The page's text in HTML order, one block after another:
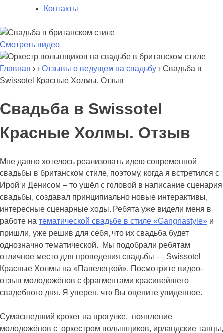
Контакты
Смотреть видео
Главная › › Отзывы о ведущем на свадьбу › Свадьба в
Swissotel Красные Холмы. Отзыв
Свадьба в Swissotel
Красные Холмы. Отзыв
Мне давно хотелось реализовать идею современной
свадьбы в британском стиле, поэтому, когда я встретился с
Ирой и Денисом – то ушёл с головой в написание сценария
свадьбы, создавал принципиально новые интерактивы,
интересные сценарные ходы. Ребята уже видели меня в
работе на тематической свадьбе в стиле «Gangnastyle» и
пришли, уже решив для себя, что их свадьба будет
однозначно тематической. Мы подобрали ребятам
отличное место для проведения свадьбы — Swissotel
Красные Холмы на «Павелецкой». Посмотрите видео-
отзыв молодожёнов с фрагментами красивейшего
свадебного дня. Я уверен, что Вы оцените увиденное.
Сумасшедший крокет на прогулке, появление
молодожёнов с оркестром волынщиков, ирландские танцы,